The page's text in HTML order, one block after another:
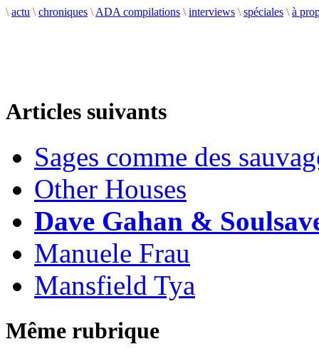
\ actu \ chroniques \ ADA compilations \ interviews \ spéciales \ à
Articles suivants
Sages comme des
Other Houses
Dave Gahan &
Manuele Frau
Mansfield Tya
Même rubrique